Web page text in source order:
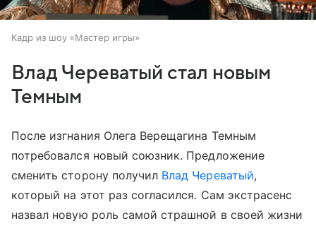
Кадр из шоу «Мастер игры»
Влад Череватый стал новым
Темным
После изгнания Олега Верещагина Темным
потребовался новый союзник. Предложение
сменить сторону получил Влад Череватый,
который на этот раз согласился. Сам экстрасенс
назвал новую роль самой страшной в своей жизни